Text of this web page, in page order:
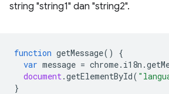
string "string1" dan "string2".
function getMessage()
{
var message = chrome. i18n .
document.getElementById(
}